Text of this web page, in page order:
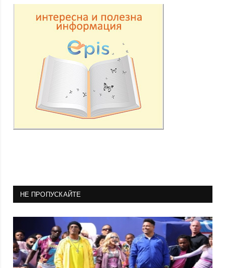
НЕ ПРОПУСКАЙТЕ